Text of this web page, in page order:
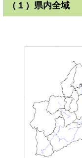
（１）県内全域